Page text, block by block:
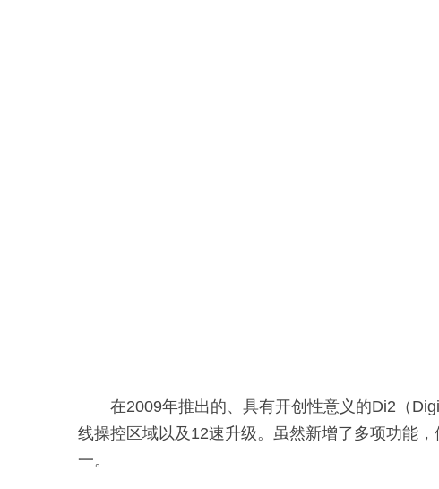
在2009年推出的、具有开创性意义的Di2（
线操控区域以及12速升级。虽然新增了多项功能
一。